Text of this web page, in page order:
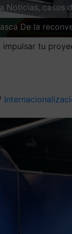
Noticias, casos
De la
impulsar tu